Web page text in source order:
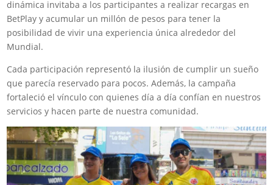
dinámica invitaba a los participantes a realizar recargas en
BetPlay y acumular un millón de pesos para tener la
posibilidad de vivir una experiencia única alrededor del
Mundial.
Cada participación representó la ilusión de cumplir un sueño
que parecía reservado para pocos. Además, la campaña
fortaleció el vínculo con quienes día a día confían en nuestros
servicios y hacen parte de nuestra comunidad.